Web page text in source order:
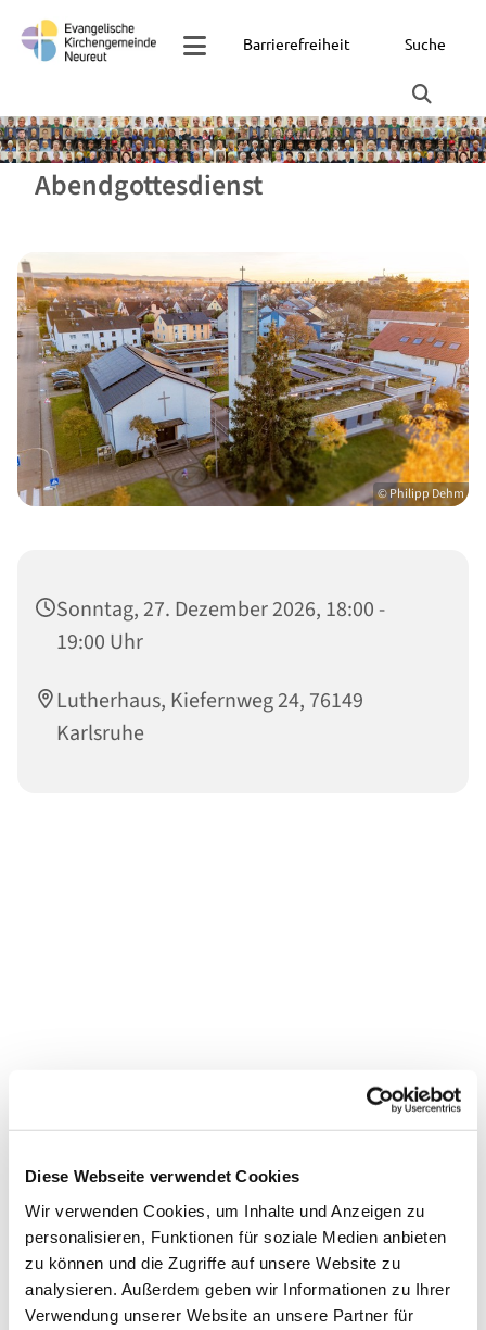
Diese Webseite verwendet Cookies
Wir verwenden Cookies, um Inhalte und Anzeigen zu
personalisieren, Funktionen für soziale Medien anbieten
zu können und die Zugriffe auf unsere Website zu
analysieren. Außerdem geben wir Informationen zu Ihrer
Verwendung unserer Website an unsere Partner für
Barrierefreiheit Suche
Abendgottesdienst
© Philipp Dehm
Sonntag, 27. Dezember 2026, 18:00 -
19:00 Uhr
Lutherhaus, Kiefernweg 24, 76149
Karlsruhe
Dies könnte Sie auch interessieren